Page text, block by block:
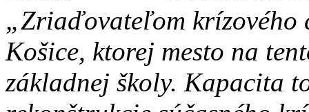
„Zriaďovateľom krízového
Košice, ktorej mesto na
základnej školy. Kapacita